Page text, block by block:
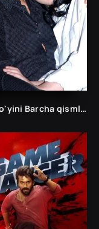
Taqdir o'yini Barcha qismlar